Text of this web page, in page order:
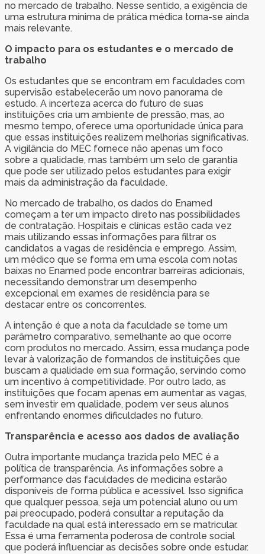
no mercado de trabalho. Nesse sentido, a exigência de
uma estrutura mínima de prática médica torna-se ainda
mais relevante.
O impacto para os estudantes e o mercado de
trabalho
Os estudantes que se encontram em faculdades com
supervisão estabelecerão um novo panorama de
estudo. A incerteza acerca do futuro de suas
instituições cria um ambiente de pressão, mas, ao
mesmo tempo, oferece uma oportunidade única para
que essas instituições realizem melhorias significativas.
A vigilância do MEC fornece não apenas um foco
sobre a qualidade, mas também um selo de garantia
que pode ser utilizado pelos estudantes para exigir
mais da administração da faculdade.
No mercado de trabalho, os dados do Enamed
começam a ter um impacto direto nas possibilidades
de contratação. Hospitais e clínicas estão cada vez
mais utilizando essas informações para filtrar os
candidatos a vagas de residência e emprego. Assim,
um médico que se forma em uma escola com notas
baixas no Enamed pode encontrar barreiras adicionais,
necessitando demonstrar um desempenho
excepcional em exames de residência para se
destacar entre os concorrentes.
A intenção é que a nota da faculdade se torne um
parâmetro comparativo, semelhante ao que ocorre
com produtos no mercado. Assim, essa mudança pode
levar à valorização de formandos de instituições que
buscam a qualidade em sua formação, servindo como
um incentivo à competitividade. Por outro lado, as
instituições que focam apenas em aumentar as vagas,
sem investir em qualidade, podem ver seus alunos
enfrentando enormes dificuldades no futuro.
Transparência e acesso aos dados de avaliação
Outra importante mudança trazida pelo MEC é a
política de transparência. As informações sobre a
performance das faculdades de medicina estarão
disponíveis de forma pública e acessível. Isso significa
que qualquer pessoa, seja um potencial aluno ou um
pai preocupado, poderá consultar a reputação da
faculdade na qual está interessado em se matricular.
Essa é uma ferramenta poderosa de controle social
que poderá influenciar as decisões sobre onde estudar.